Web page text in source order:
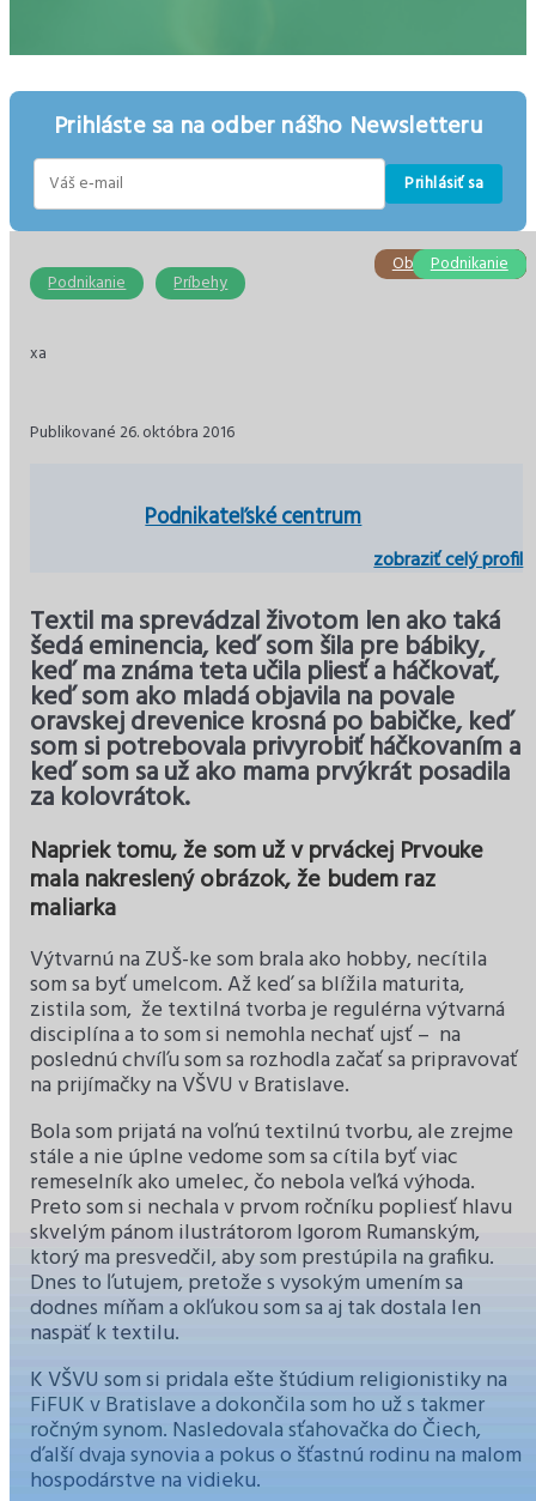
Prihláste sa na odber nášho Newsletteru
Prihlásiť sa
Podnikanie Príbehy
xa
Publikované 26. októbra 2016
Podnikateľské centrum
zobraziť celý profil
Textil ma sprevádzal životom len ako taká
šedá eminencia, keď som šila pre bábiky,
keď ma známa teta učila pliesť a háčkovať,
keď som ako mladá objavila na povale
oravskej drevenice krosná po babičke, keď
som si potrebovala privyrobiť háčkovaním a
keď som sa už ako mama prvýkrát posadila
za kolovrátok.
Napriek tomu, že som už v prváckej Prvouke
mala nakreslený obrázok, že budem raz
maliarka
Výtvarnú na ZUŠ-ke som brala ako hobby, necítila
som sa byť umelcom. Až keď sa blížila maturita,
zistila som, že textilná tvorba je regulérna výtvarná
disciplína a to som si nemohla nechať ujsť – na
poslednú chvíľu som sa rozhodla začať sa pripravovať
na prijímačky na VŠVU v Bratislave.
Bola som prijatá na voľnú textilnú tvorbu, ale zrejme
stále a nie úplne vedome som sa cítila byť viac
remeselník ako umelec, čo nebola veľká výhoda.
Preto som si nechala v prvom ročníku popliesť hlavu
skvelým pánom ilustrátorom Igorom Rumanským,
ktorý ma presvedčil, aby som prestúpila na grafiku.
Dnes to ľutujem, pretože s vysokým umením sa
dodnes míňam a okľukou som sa aj tak dostala len
naspäť k textilu.
K VŠVU som si pridala ešte štúdium religionistiky na
FiFUK v Bratislave a dokončila som ho už s takmer
ročným synom. Nasledovala sťahovačka do Čiech,
ďalší dvaja synovia a pokus o šťastnú rodinu na malom
hospodárstve na vidieku.
Ekonomika
Ekonomika
Podnikanie
Stavebníctvo
Obchod a služby
Podnikanie